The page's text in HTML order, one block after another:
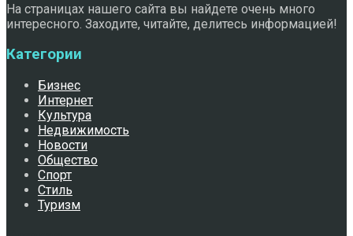
На страницах нашего сайта вы найдете очень много
интересного. Заходите, читайте, делитесь информацией!
Категории
Бизнес
Интернет
Культура
Недвижимость
Новости
Общество
Спорт
Стиль
Туризм